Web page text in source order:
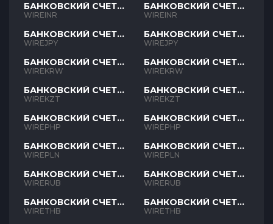
БАНКОВСКИЙ СЧЕТ
INR
WIREINR
БАНКОВСКИЙ СЧЕТ
JPY
WIREJPY
БАНКОВСКИЙ СЧЕТ
KRW
WIREKRW
БАНКОВСКИЙ СЧЕТ
KZT
WIREKZT
БАНКОВСКИЙ СЧЕТ
PHP
WIREPHP
БАНКОВСКИЙ СЧЕТ
PLN
WIREPLN
БАНКОВСКИЙ СЧЕТ
RUB
WIRERUB
БАНКОВСКИЙ СЧЕТ
THB
WIRETHB
БАНКОВСКИЙ СЧЕТ
INR
WIREINR
БАНКОВСКИЙ СЧЕТ
JPY
WIREJPY
БАНКОВСКИЙ СЧЕТ
KRW
WIREKRW
БАНКОВСКИЙ СЧЕТ
KZT
WIREKZT
БАНКОВСКИЙ СЧЕТ
PHP
WIREPHP
БАНКОВСКИЙ СЧЕТ
PLN
WIREPLN
БАНКОВСКИЙ СЧЕТ
RUB
WIRERUB
БАНКОВСКИЙ СЧЕТ
THB
WIRETHB